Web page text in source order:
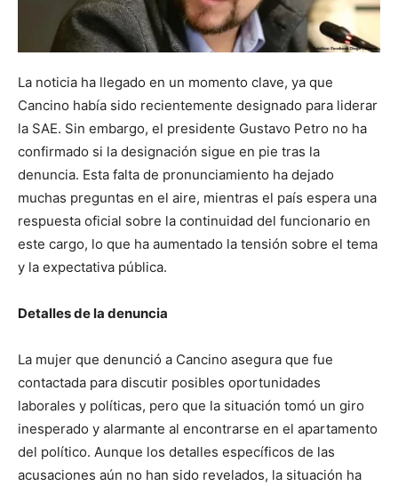
La noticia ha llegado en un momento clave, ya que
Cancino había sido recientemente designado para liderar
la SAE. Sin embargo, el presidente Gustavo Petro no ha
confirmado si la designación sigue en pie tras la
denuncia. Esta falta de pronunciamiento ha dejado
muchas preguntas en el aire, mientras el país espera una
respuesta oficial sobre la continuidad del funcionario en
este cargo, lo que ha aumentado la tensión sobre el tema
y la expectativa pública.
Detalles de la denuncia
La mujer que denunció a Cancino asegura que fue
contactada para discutir posibles oportunidades
laborales y políticas, pero que la situación tomó un giro
inesperado y alarmante al encontrarse en el apartamento
del político. Aunque los detalles específicos de las
acusaciones aún no han sido revelados, la situación ha